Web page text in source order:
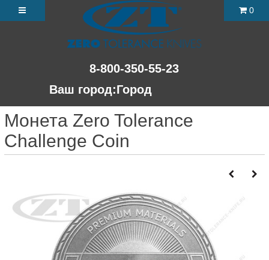
8-800-350-55-23
Ваш город:Город
0
Монета Zero Tolerance
Challenge Coin